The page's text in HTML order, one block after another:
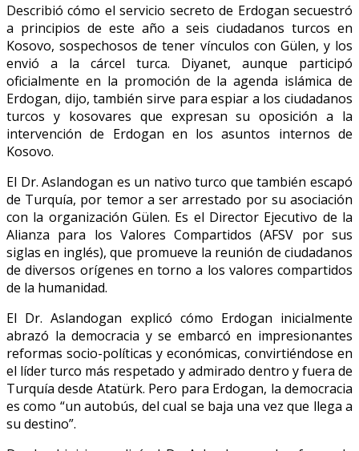
Describió cómo el servicio secreto de Erdogan secuestró
a principios de este año a seis ciudadanos turcos en
Kosovo, sospechosos de tener vínculos con Gülen, y los
envió a la cárcel turca. Diyanet, aunque participó
oficialmente en la promoción de la agenda islámica de
Erdogan, dijo, también sirve para espiar a los ciudadanos
turcos y kosovares que expresan su oposición a la
intervención de Erdogan en los asuntos internos de
Kosovo.
El Dr. Aslandogan es un nativo turco que también escapó
de Turquía, por temor a ser arrestado por su asociación
con la organización Gülen. Es el Director Ejecutivo de la
Alianza para los Valores Compartidos (AFSV por sus
siglas en inglés), que promueve la reunión de ciudadanos
de diversos orígenes en torno a los valores compartidos
de la humanidad.
El Dr. Aslandogan explicó cómo Erdogan inicialmente
abrazó la democracia y se embarcó en impresionantes
reformas socio-políticas y económicas, convirtiéndose en
el líder turco más respetado y admirado dentro y fuera de
Turquía desde Atatürk. Pero para Erdogan, la democracia
es como “un autobús, del cual se baja una vez que llega a
su destino”.